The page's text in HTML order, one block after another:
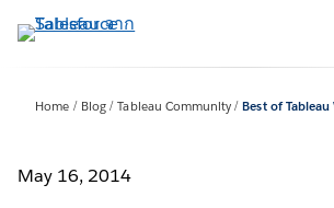
ไป
Home Blog Tableau Community Best of Tableau
May 16, 2014